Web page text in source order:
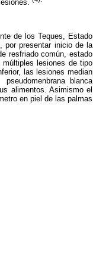
de los Teques, Estado
por presentar inicio de la
resfriado común, estado
lesiones de tipo
las lesiones median
pseudomenbrana blanca
alimentos. Asimismo el
en piel de las palmas